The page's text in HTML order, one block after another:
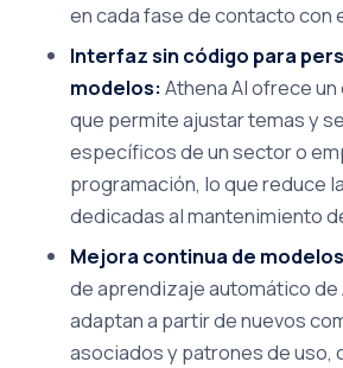
en cada fase de contacto con
Interfaz sin código para
modelos:Athena AI ofrece
que permite ajustar temas y
específicos de un sector o
programación, lo que reduce
dedicadas al mantenimiento
Mejora continua de
de aprendizaje automático de
adaptan a partir de nuevos
asociados y patrones de uso,